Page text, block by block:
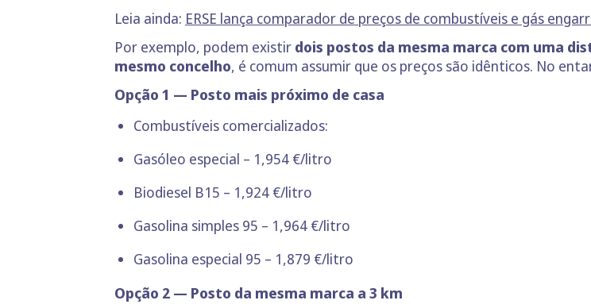
Leia ainda: ERSE lança comparador de preços de combustíveis e gás
Por exemplo, podem existir dois postos da mesma marca com uma
mesmo concelho, é comum assumir que os preços são idênticos. No
Opção 1 — Posto mais próximo de casa
Combustíveis comercializados:
Gasóleo especial – 1,954 €/litro
Biodiesel B15 – 1,924 €/litro
Gasolina simples 95 – 1,964 €/litro
Gasolina especial 95 – 1,879 €/litro
Opção 2 — Posto da mesma marca a 3 km